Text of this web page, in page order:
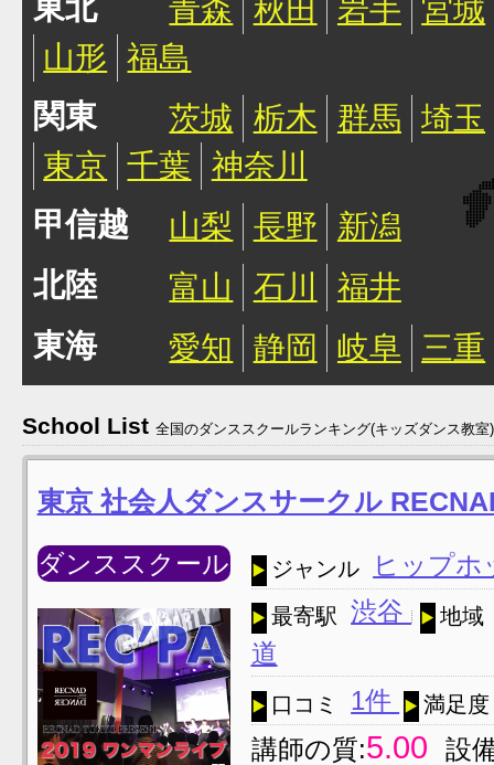
東北
青森 秋田 岩手
宮城
山形
福島
関東
茨城 栃木 群馬 埼玉
東京
千葉
神奈川
甲信越
山梨 長野
新潟
北陸
富山 石川
福井
東海
愛知 静岡 岐阜 三重
School List 全国のダンススクールランキング(キッズダンス教室)
東京 社会人ダンスサークル
ダンススクール ジャンル ヒップ
最寄駅 渋谷 地域
道
口コミ 1件 満足度
講師の質:5.00
設